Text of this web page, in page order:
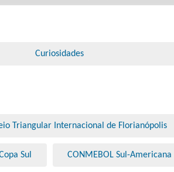
Curiosidades
Triangular Internacional de Florianópolis
Sul CONMEBOL Sul-Americana